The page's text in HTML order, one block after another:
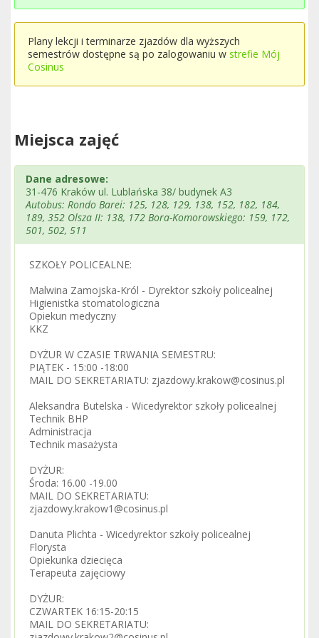
Plany lekcji i terminarze zjazdów dla wyższych
semestrów dostępne są po zalogowaniu w strefie Mój
Cosinus
Miejsca zajęć
Dane adresowe:
31-476 Kraków ul. Lublańska 38/ budynek A3
Autobus: Rondo Barei: 125, 128, 129, 138, 152, 182, 184,
189, 352 Olsza II: 138, 172 Bora-Komorowskiego: 159, 172,
501, 502, 511
SZKOŁY POLICEALNE:
Malwina Zamojska-Król - Dyrektor szkoły policealnej
Higienistka stomatologiczna
Opiekun medyczny
KKZ
DYŻUR W CZASIE TRWANIA SEMESTRU:
PIĄTEK - 15:00 -18:00
MAIL DO SEKRETARIATU: zjazdowy.krakow@cosinus.pl
Aleksandra Butelska - Wicedyrektor szkoły policealnej
Technik BHP
Administracja
Technik masażysta
DYŻUR:
Środa: 16.00 -19.00
MAIL DO SEKRETARIATU:
zjazdowy.krakow1@cosinus.pl
Danuta Plichta - Wicedyrektor szkoły policealnej
Florysta
Opiekunka dziecięca
Terapeuta zajęciowy
DYŻUR:
CZWARTEK 16:15-20:15
MAIL DO SEKRETARIATU: